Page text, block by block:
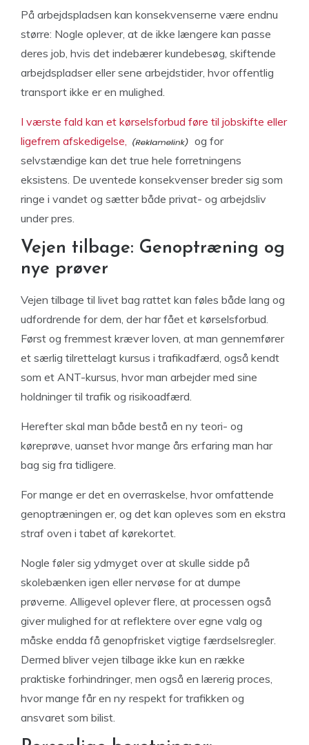
På arbejdspladsen kan konsekvenserne være endnu
større: Nogle oplever, at de ikke længere kan passe
deres job, hvis det indebærer kundebesøg, skiftende
arbejdspladser eller sene arbejdstider, hvor offentlig
transport ikke er en mulighed.
I værste fald kan et kørselsforbud føre til jobskifte eller
ligefrem afskedigelse,
og for
selvstændige kan det true hele forretningens
eksistens. De uventede konsekvenser breder sig som
ringe i vandet og sætter både privat- og arbejdsliv
under pres.
Vejen tilbage: Genoptræning og
nye prøver
Vejen tilbage til livet bag rattet kan føles både lang og
udfordrende for dem, der har fået et kørselsforbud.
Først og fremmest kræver loven, at man gennemfører
et særlig tilrettelagt kursus i trafikadfærd, også kendt
som et ANT-kursus, hvor man arbejder med sine
holdninger til trafik og risikoadfærd.
Herefter skal man både bestå en ny teori- og
køreprøve, uanset hvor mange års erfaring man har
bag sig fra tidligere.
For mange er det en overraskelse, hvor omfattende
genoptræningen er, og det kan opleves som en ekstra
straf oven i tabet af kørekortet.
Nogle føler sig ydmyget over at skulle sidde på
skolebænken igen eller nervøse for at dumpe
prøverne. Alligevel oplever flere, at processen også
giver mulighed for at reflektere over egne valg og
måske endda få genopfrisket vigtige færdselsregler.
Dermed bliver vejen tilbage ikke kun en række
praktiske forhindringer, men også en lærerig proces,
hvor mange får en ny respekt for trafikken og
ansvaret som bilist.